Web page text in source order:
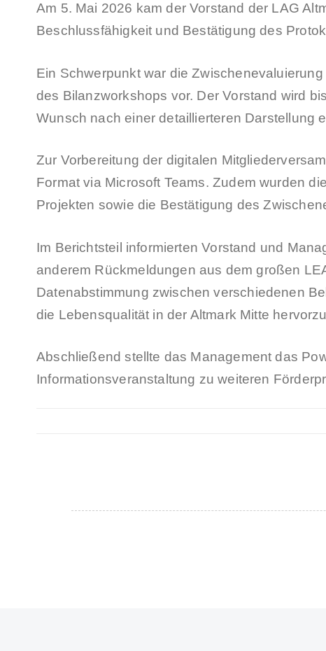
Am 5. Mai 2026 kam der Vorstand der LAG
Beschlussfähigkeit und Bestätigung des
Ein Schwerpunkt war die
des Bilanzworkshops vor. Der Vorstand wird
Wunsch nach einer detaillierteren Darstellung
Zur Vorbereitung der digitalen
Format via Microsoft Teams. Zudem wurden
Projekten sowie die Bestätigung des
Im Berichtsteil informierten Vorstand und
anderem Rückmeldungen aus dem großen
Datenabstimmung zwischen verschiedenen
die Lebensqualität in der Altmark Mitte
Abschließend stellte das Management das
Informationsveranstaltung zu weiteren